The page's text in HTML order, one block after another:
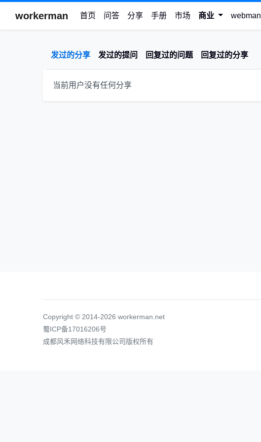
workerman 首页 问答 分享 手册 市场 商业 webman
发过的分享 发过的提问 回复过的问题 回复过的分享
当前用户没有任何分享
Copyright © 2014-2026 workerman.net
蜀ICP备17016206号
成都风禾网络科技有限公司版权所有